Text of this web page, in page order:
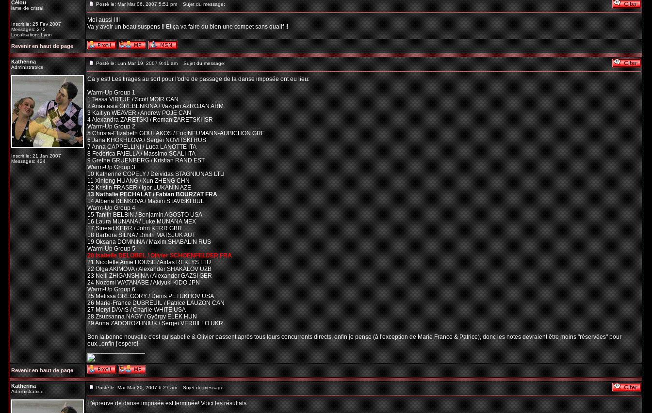
Célou
lame de cristal
Inscrit le: 25 Fév 2007
Messages: 272
Localisation: Lyon
Posté le: Mar Mar 06, 2007 5:51 pm Sujet du message:
Moi aussi !!!!
Va y avoir un beau suspens !! Et ça va faire du bien une compet sans qualif !!
Revenir en haut de page
Katherina
Administratrice
Inscrit le: 21 Jan 2007
Messages: 424
Posté le: Lun Mar 19, 2007 9:41 am Sujet du message:
Ca y est! Les tirages au sort pour l'odre de passage de la danse imposée ont eu lieu:
Warm-Up Group 1
1 Tessa VIRTUE / Scott MOIR CAN
2 Anastasia GREBENKINA / Vazgen AZROJAN ARM
3 Kaitlyn WEAVER / Andrew POJE CAN
4 Alexandra ZARETSKI / Roman ZARETSKI ISR
Warm-Up Group 2
5 Christa-Elizabeth GOULAKOS / Eric NEUMANN-AUBICHON GRE
6 Jana KHOKHLOVA / Sergei NOVITSKI RUS
7 Anna CAPPELLINI / Luca LANOTTE ITA
8 Federica FAIELLA / Massimo SCALI ITA
9 Grethe GRUENBERG / Kristian RAND EST
Warm-Up Group 3
10 Katherine COPELY / Deividas STAGNIUNAS LTU
11 Xintong HUANG / Xun ZHENG CHN
12 Kristin FRASER / Igor LUKANIN AZE
13 Nathalie PECHALAT / Fabian BOURZAT FRA
14 Albena DENKOVA / Maxim STAVISKI BUL
Warm-Up Group 4
15 Tanith BELBIN / Benjamin AGOSTO USA
16 Laura MUNANA / Luke MUNANA MEX
17 Sinead KERR / John KERR GBR
18 Barbora SILNA / Dmitri MATSJUK AUT
19 Oksana DOMNINA / Maxim SHABALIN RUS
Warm-Up Group 5
20 Isabelle DELOBEL / Olivier SCHOENFELDER FRA
21 Nicolette Amie HOUSE / Aidas REKLYS LTU
22 Olga AKIMOVA / Alexander SHAKALOV UZB
23 Nelli ZHIGANSHINA / Alexander GAZSI GER
24 Nozomi WATANABE / Akiyuki KIDO JPN
Warm-Up Group 6
25 Melissa GREGORY / Denis PETUKHOV USA
26 Marie-France DUBREUIL / Patrice LAUZON CAN
27 Meryl DAVIS / Charlie WHITE USA
28 Zsuzsanna NAGY / György ELEK HUN
29 Anna ZADOROZHNIUK / Sergei VERBILLO UKR
Bon la bonne nouvelle c'est qu'Isabelle & Olivier passent après tous leurs concurrents directs, enfin je pense (à l'exception de Marie France & Patrice), donc les notes devraient être moins "réservées" pour
eux...enfin j'espère!
_________________
Revenir en haut de page
Katherina
Administratrice
Posté le: Mar Mar 20, 2007 6:27 am Sujet du message:
L'épreuve de danse imposée est terminée! Voici les résultats: